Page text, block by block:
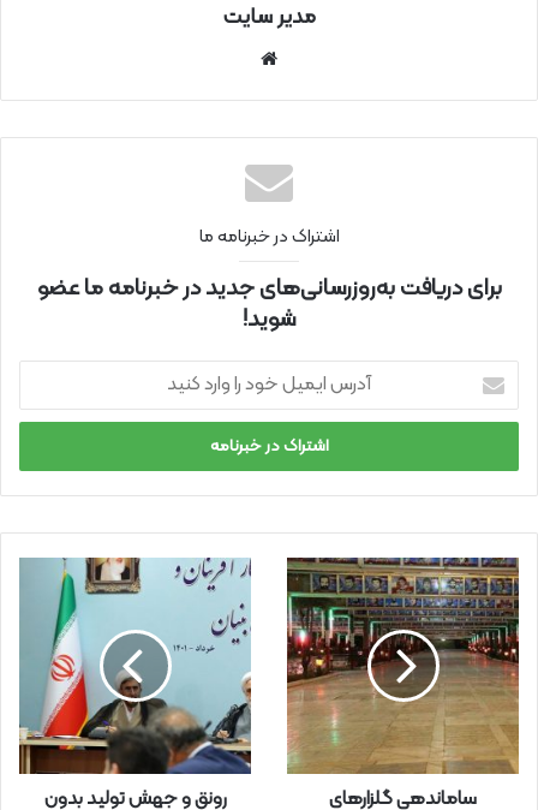
مدیر سایت
نتی
اشتراک در خبرنامه ما
برای دریافت به‌روزرسانی‌های جدید در خبرنامه ما عضو
شوید!
ر
ا
ی
ل
خ
و
د
ر
ا
و
ر
ساماندهی گلزارهای رونق و جهش تولید بدون